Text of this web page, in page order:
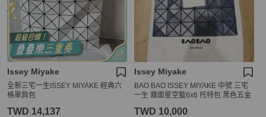
Issey Miyake
全新三宅一生ISSEY MIYAKE 經典六
格單肩包
TWD 14,137
Issey Miyake
BAO BAO ISSEY MIYAKE 中號 三宅
一生 霧面星空藍6x6 托特包 黑色五金
TWD 10,000